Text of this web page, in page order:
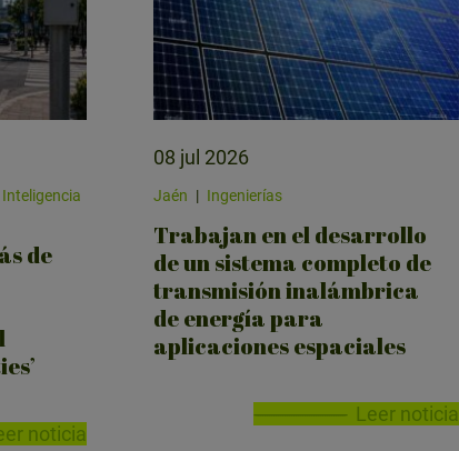
de
noticia
08 jul 2026
Jaén | Ingenierías
Trabajan en el desarrollo
de un sistema completo de
transmisión inalámbrica
de energía para
aplicaciones espaciales
Leer noticia